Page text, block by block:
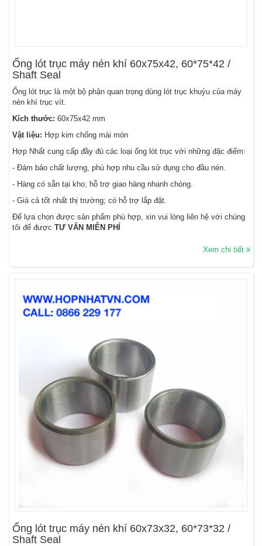
Ống lót trục máy nén khí 60x75x42, 60*75*42 /
Shaft Seal
Ống lót trục là một bộ phận quan trọng dùng lót trục khuỷu của máy
nén khí trục vít.
Kích thước: 60x75x42 mm
Vật liệu: Hợp kim chống mài mòn
Hợp Nhất cung cấp đầy đủ các loại ống lót trục với những đặc điểm:
- Đảm bảo chất lượng, phù hợp nhu cầu sử dụng cho đầu nén.
- Hàng có sẵn tại kho; hỗ trợ giao hàng nhanh chóng.
- Giá cả tốt nhất thị trường; có hỗ trợ lắp đặt.
Để lựa chọn được sản phẩm phù hợp, xin vui lòng liên hệ với chúng
tôi để được TƯ VẤN MIỄN PHÍ
Xem chi tiết
Ống lót trục máy nén khí 60x73x32, 60*73*32 /
Shaft Seal